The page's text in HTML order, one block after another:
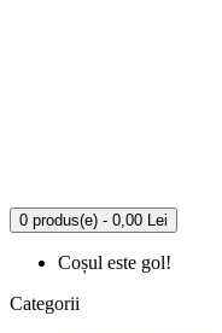
0 produs(e) - 0,00 Lei
Coșul este gol!
Categorii